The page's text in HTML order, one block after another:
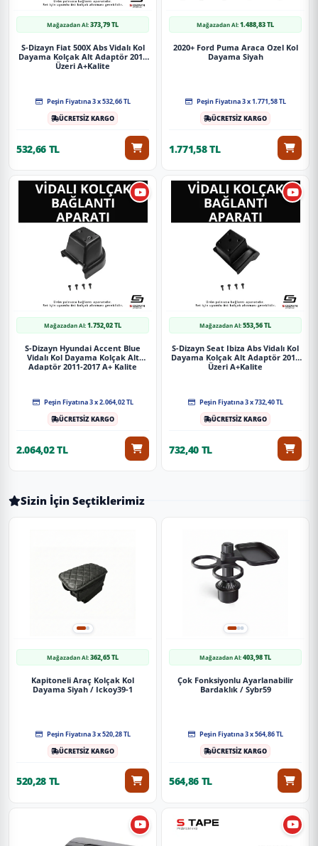
Mağazadan Al:373,79 TL
S-Dizayn Fiat 500X Abs Vidalı Kol
Dayama Kolçak Alt Adaptör 2014
Üzeri A+Kalite
Peşin Fiyatına 3 x 532,66 TL
ÜCRETSİZ KARGO
532,66 TL
Mağazadan Al:1.488,83 TL
2020+ Ford Puma Araca Ozel Kol
Dayama Siyah
Peşin Fiyatına 3 x 1.771,58 TL
ÜCRETSİZ KARGO
1.771,58 TL
Mağazadan Al:1.752,02 TL
S-Dizayn Hyundai Accent Blue
Vidalı Kol Dayama Kolçak Alt
Adaptör 2011-2017 A+ Kalite
Peşin Fiyatına 3 x 2.064,02 TL
ÜCRETSİZ KARGO
2.064,02 TL
Mağazadan Al:553,56 TL
S-Dizayn Seat Ibiza Abs Vidalı Kol
Dayama Kolçak Alt Adaptör 2017
Üzeri A+Kalite
Peşin Fiyatına 3 x 732,40 TL
ÜCRETSİZ KARGO
732,40 TL
Sizin İçin Seçtiklerimiz
Mağazadan Al:362,65 TL
Kapitoneli Araç Kolçak Kol
Dayama Siyah / Ickoy39-1
Peşin Fiyatına 3 x 520,28 TL
ÜCRETSİZ KARGO
520,28 TL
Mağazadan Al:403,98 TL
Çok Fonksiyonlu Ayarlanabilir
Bardaklık / Sybr59
Peşin Fiyatına 3 x 564,86 TL
ÜCRETSİZ KARGO
564,86 TL